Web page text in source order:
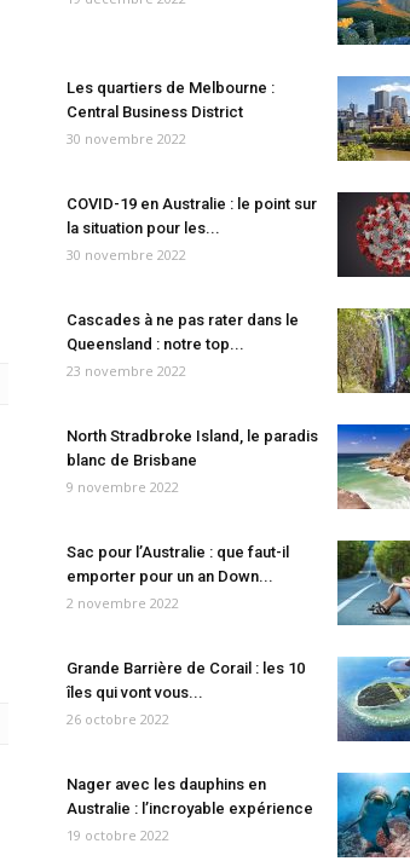
Les quartiers de Melbourne :
Central Business District
30 novembre 2022
COVID-19 en Australie : le point sur
la situation pour les...
30 novembre 2022
Cascades à ne pas rater dans le
Queensland : notre top...
23 novembre 2022
North Stradbroke Island, le paradis
blanc de Brisbane
9 novembre 2022
Sac pour l’Australie : que faut-il
emporter pour un an Down...
2 novembre 2022
Grande Barrière de Corail : les 10
îles qui vont vous...
26 octobre 2022
Nager avec les dauphins en
Australie : l’incroyable expérience
19 octobre 2022